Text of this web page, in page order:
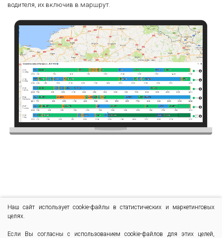
водителя, их включив в маршрут.
Наш сайт использует cookie-файлы в статистических и маркетинговых
целях.
Если Вы согласны с использованием cookie-файлов для этих целей,